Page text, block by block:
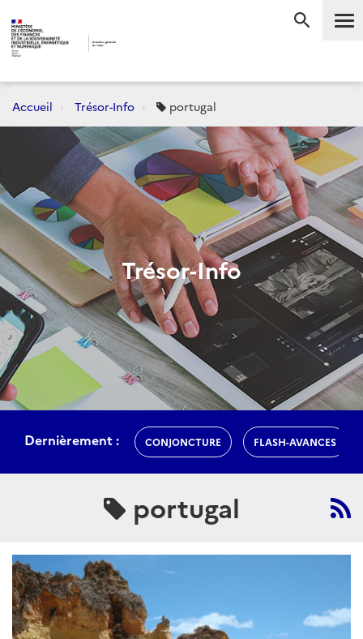
Accueil Trésor-Info portugal
Trésor-Info
Dernièrement : CONJONCTURE FLASH-AVANCES
portugal